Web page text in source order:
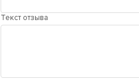
Текст отзыва